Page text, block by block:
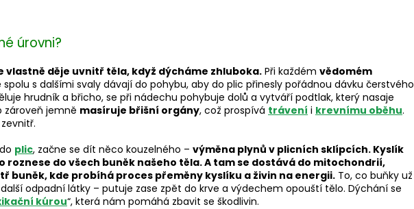
úrovni?
vlastně děje uvnitř těla, když dýcháme zhluboka. Při každém vědomém
s dalšími svaly dávají do pohybu, aby do plic přinesly pořádnou dávku čerstvého
hrudník a břicho, se při nádechu pohybuje dolů a vytváří podtlak, který nasaje
zároveň jemně masíruje břišní orgány, což prospívá trávení i krevnímu oběhu.
plic, začne se dít něco kouzelného – výměna plynů v plicních sklípcích. Kyslík
roznese do všech buněk našeho těla. A tam se dostává do mitochondrií,
buněk, kde probíhá proces přeměny kyslíku a živin na energii. To, co buňky už
odpadní látky – putuje zase zpět do krve a výdechem opouští tělo. Dýchání se
kúrou“, která nám pomáhá zbavit se škodlivin.